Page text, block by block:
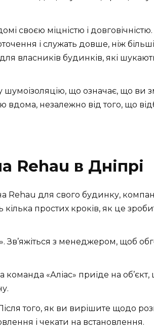
своєю міцністю і
і служать довше, ніж
власників будинків, які
шумоізоляцію, що означає, що ви
незалежно від того, що
Rehau в Дніпрі
для свого будинку,
простих кроків, як це
Зв’яжіться з менеджером, щоб
«Аліас» приїде на
того, як ви вирішите щодо
і чекати на встановлення.